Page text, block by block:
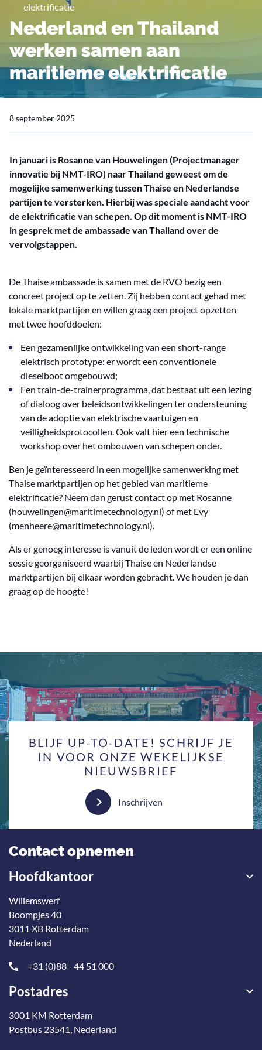
elektrificatie
Nederland en Thailand
werken samen aan
maritieme elektrificatie
8 september 2025
In januari is Rosanne van Houwelingen (Projectmanager
innovatie bij NMT-IRO) naar Thailand geweest om de
mogelijke samenwerking tussen Thaise en Nederlandse
partijen te versterken. Hierbij was speciale aandacht voor
de elektrificatie van schepen. Op dit moment is NMT-IRO
in gesprek met de ambassade van Thailand over de
vervolgstappen.
De Thaise ambassade is samen met de RVO bezig een
concreet project op te zetten. Zij hebben contact gehad met
lokale marktpartijen en willen graag een project opzetten
met twee hoofddoelen:
Een gezamenlijke ontwikkeling van een short-range
elektrisch prototype: er wordt een conventionele
dieselboot omgebouwd;
Een train-de-trainerprogramma, dat bestaat uit een lezing
of dialoog over beleidsontwikkelingen ter ondersteuning
van de adoptie van elektrische vaartuigen en
veilligheidsprotocollen. Ook valt hier een technische
workshop over het ombouwen van schepen onder.
Ben je geïnteresseerd in een mogelijke samenwerking met
Thaise marktpartijen op het gebied van maritieme
elektrificatie? Neem dan gerust contact op met Rosanne
(houwelingen@maritimetechnology.nl) of met Evy
(menheere@maritimetechnology.nl).
Als er genoeg interesse is vanuit de leden wordt er een online
sessie georganiseerd waarbij Thaise en Nederlandse
marktpartijen bij elkaar worden gebracht. We houden je dan
graag op de hoogte!
BLIJF UP-TO-DATE! SCHRIJF JE
IN VOOR ONZE WEKELIJKSE
NIEUWSBRIEF
Inschrijven
Contact opnemen
Hoofdkantoor
Willemswerf
Boompjes 40
3011 XB Rotterdam
Nederland
+31 (0)88 - 44 51 000
Postadres
3001 KM Rotterdam
Postbus 23541, Nederland